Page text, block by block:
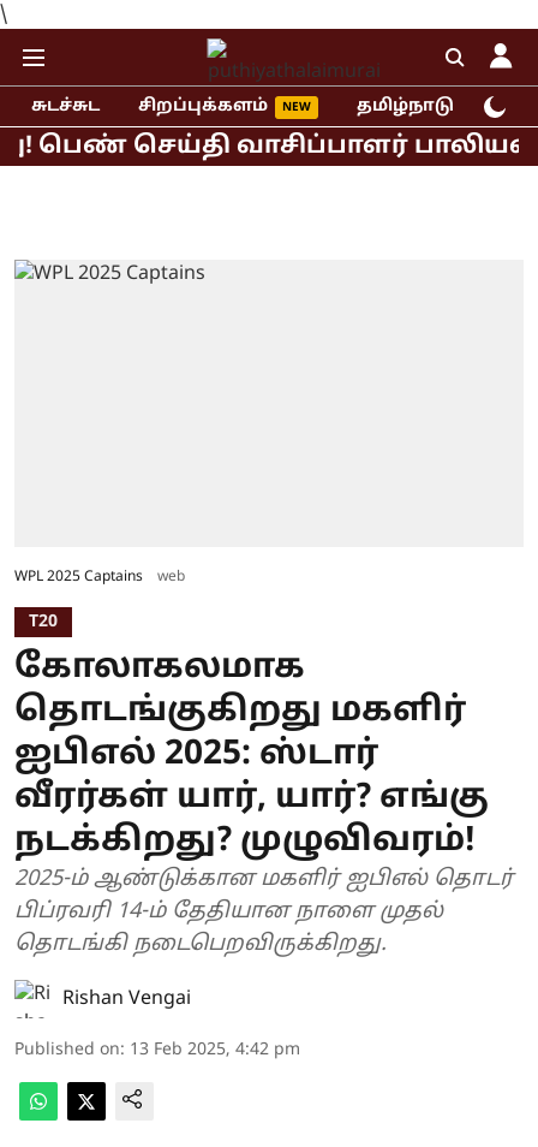
\
சுடச்சுட சிறப்புக்களம் தமிழ்நாடு
செய்தி வாசிப்பாளர் பாலியல்
WPL 2025 Captains web
T20
கோலாகலமாக
தொடங்குகிறது மகளிர்
ஐபிஎல் 2025: ஸ்டார்
வீரர்கள் யார், யார்? எங்கு
நடக்கிறது? முழுவிவரம்!
2025-ம் ஆண்டுக்கான மகளிர் ஐபிஎல் தொடர்
பிப்ரவரி 14-ம் தேதியான நாளை முதல்
தொடங்கி நடைபெறவிருக்கிறது.
Rishan Vengai
Published on: 13 Feb 2025, 4:42 pm